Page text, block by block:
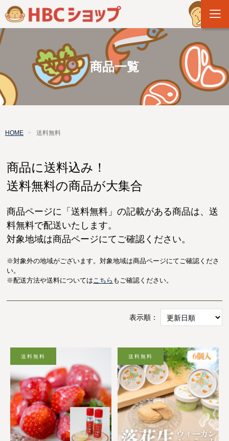
商品一覧
HOME 送料無料
商品に送料込み！
送料無料の商品が大集合
商品ページに「送料無料」の記載がある商品は、送
料無料で配送いたします。
対象地域は商品ページにてご確認ください。
※対象外の地域がございます。対象地域は商品ページにてご確認くださ
い。
※配送方法や送料についてはこちら もご確認ください。
表示順：